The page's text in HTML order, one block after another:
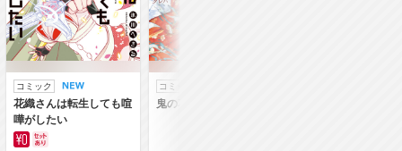
コミック
花織さんは転生しても喧
嘩がしたい
コミック
鬼の花嫁